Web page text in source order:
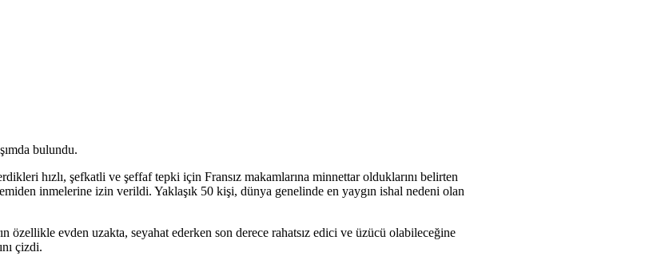
bulundu.
hızlı, şefkatli ve şeffaf tepki için Fransız makamlarına minnettar olduklarını belirten
inmelerine izin verildi. Yaklaşık 50 kişi, dünya genelinde en yaygın ishal nedeni olan
evden uzakta, seyahat ederken son derece rahatsız edici ve üzücü olabileceğine
çizdi.